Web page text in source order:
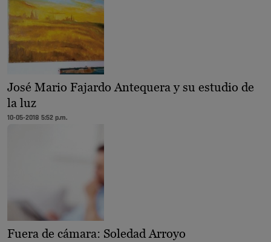
José Mario Fajardo Antequera y su estudio de
la luz
10-05-2018 5:52 p.m.
Fuera de cámara: Soledad Arroyo